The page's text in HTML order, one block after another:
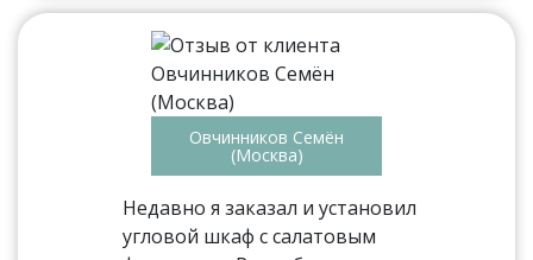
Овчинников Семён
(Москва)
Недавно я заказал и установил
угловой шкаф с салатовым